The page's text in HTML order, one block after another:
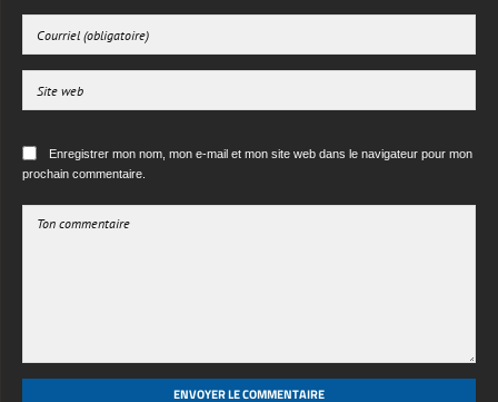
Enregistrer mon nom, mon e-mail et mon site web dans le navigateur pour mon
CONTACT US · LICENSE